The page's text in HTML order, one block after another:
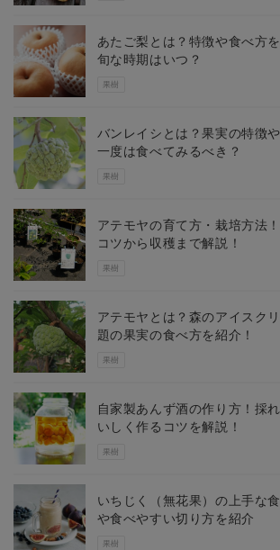
果樹
あたご梨とは？特徴や食べ方
旬な時期はいつ？
果樹
バンレイシとは？果実の特徴
一度は食べてみるべき？
果樹
アテモヤの育て方・栽培方法
コツから収穫まで解説！
果樹
アテモヤとは？森のアイスク
題の果実の食べ方を紹介！
果樹
自家製あんず酒の作り方！採
いしく作るコツを解説！
果樹
いちじく（無花果）の上手な
や食べやすい切り方を紹介